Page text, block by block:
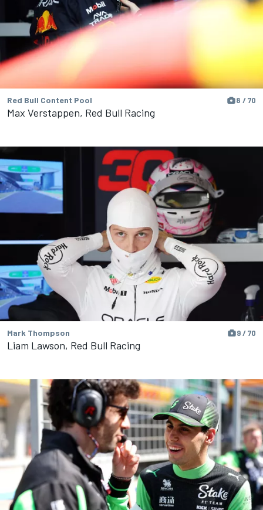
Red Bull Content Pool 8 / 70
Max Verstappen, Red Bull Racing
Mark Thompson 9 / 70
Liam Lawson, Red Bull Racing